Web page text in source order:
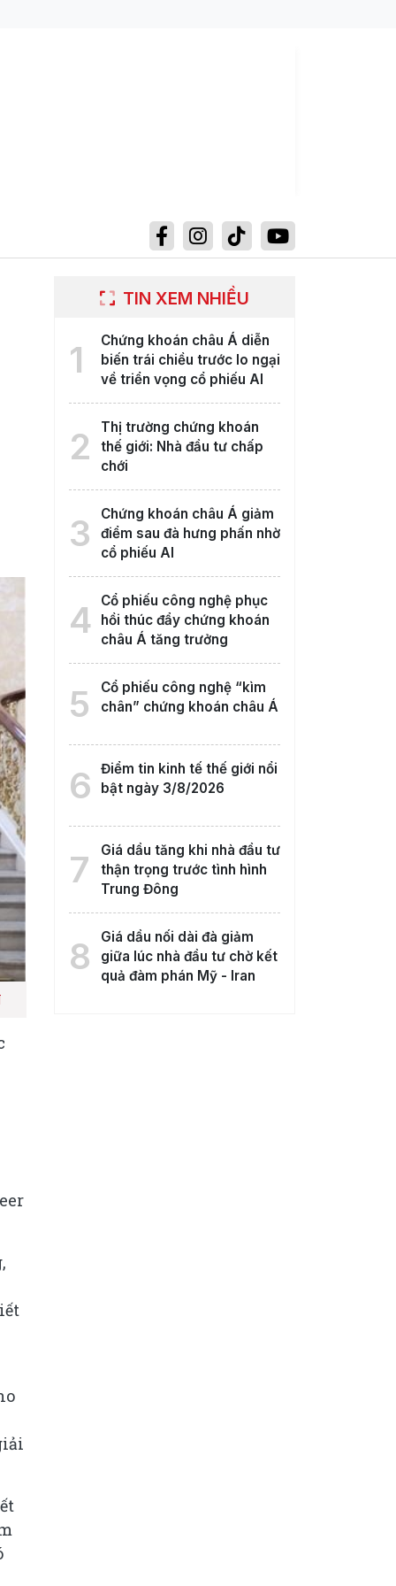
TIN XEM NHIỀU
1
Chứng khoán châu Á diễn
biến trái chiều trước lo ngại
về triển vọng cổ phiếu AI
2
Thị trường chứng khoán
thế giới: Nhà đầu tư chấp
chới
3
Chứng khoán châu Á giảm
điểm sau đà hưng phấn nhờ
cổ phiếu AI
4
Cổ phiếu công nghệ phục
hồi thúc đẩy chứng khoán
châu Á tăng trưởng
5
Cổ phiếu công nghệ “kìm
chân” chứng khoán châu Á
6
Điểm tin kinh tế thế giới nổi
bật ngày 3/8/2026
7
Giá dầu tăng khi nhà đầu tư
thận trọng trước tình hình
Trung Đông
8
Giá dầu nối dài đà giảm
giữa lúc nhà đầu tư chờ kết
quả đàm phán Mỹ - Iran